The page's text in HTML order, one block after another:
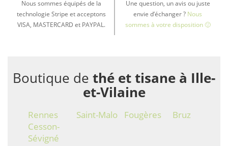
Nous sommes équipés de la
technologie Stripe et acceptons
VISA, MASTERCARD et PAYPAL.
Une question, un avis ou juste
envie d’échanger ? Nous
sommes à votre disposition 🙂
Boutique de thé et tisane à Ille-
et-Vilaine
Rennes Saint-Malo Fougères
Bruz
Cesson-
Sévigné